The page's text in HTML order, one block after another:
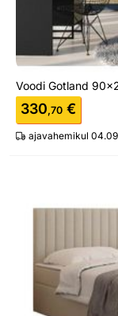
Voodi Gotland
330,70 €
ajavahemikul 04.09